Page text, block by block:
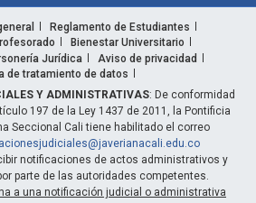
Reglamento de Estudiantes
Bienestar Universitario
Jurídica
Aviso de privacidad
de tratamiento de datos
Y ADMINISTRATIVAS: De conformidad
197 de la Ley 1437 de 2011, la Pontificia
Seccional Cali tiene habilitado el correo
notificaciones de actos administrativos y
parte de las autoridades competentes.
a una notificación judicial o administrativa